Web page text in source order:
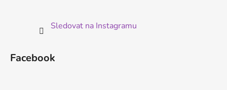
Sledovat na Instagramu
Facebook